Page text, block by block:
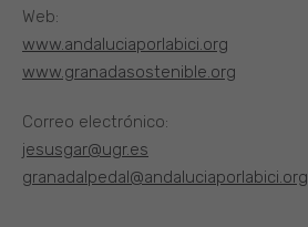
Web:
www.andaluciaporlabici.org
www.granadasostenible.org
Correo electrónico:
jesusgar@ugr.es
granadalpedal@andaluciaporlabici.org